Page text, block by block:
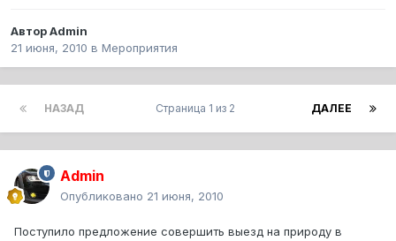
АвторAdmin
21 июня, 2010 в Мероприятия
НАЗАД ДАЛЕЕ
Страница 1 из 2
Admin
Опубликовано 21 июня, 2010
Поступило предложение совершить выезд на природу в